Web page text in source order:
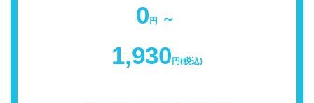
0円 ～
1,930円(税込)